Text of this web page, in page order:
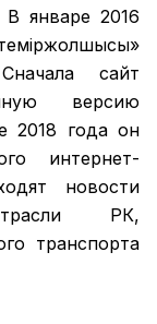
В январе 2016
сайт
версию
2018 года он
интернет-
новости
отрасли РК,
транспорта